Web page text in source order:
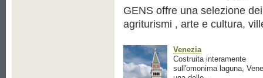
GENS offre una selezione
agriturismi , arte e cultura,
Venezia
Costruita interamente
sull'omonima laguna,